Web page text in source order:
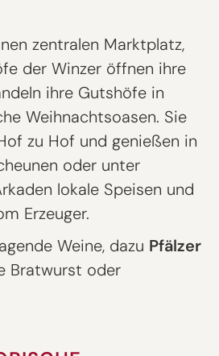
zentralen Marktplatz,
der Winzer öffnen ihre
ihre Gutshöfe in
Weihnachtsoasen. Sie
zu Hof und genießen in
oder unter
lokale Speisen und
Erzeuger.
Weine, dazu Pfälzer
Bratwurst oder